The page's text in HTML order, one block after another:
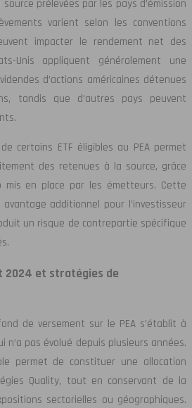
prélevées par les pays d’émission
varient selon les conventions
impacter le rendement net des
Unis appliquent généralement une
d’actions américaines détenues
tandis que d’autres pays peuvent
certains ETF éligibles au PEA permet
des retenues à la source, grâce
mis en place par les émetteurs. Cette
additionnel pour l’investisseur
un risque de contrepartie spécifique
2024 et stratégies de
de versement sur le PEA s’établit à
n’a pas évolué depuis plusieurs années.
permet de constituer une allocation
Quality, tout en conservant de la
sectorielles ou géographiques.